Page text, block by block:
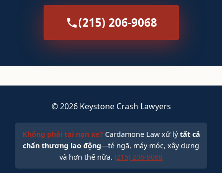
(215) 206-9068
© 2026 Keystone Crash Lawyers
Không phải tai nạn xe?Cardamone Law xử lýtất cả
chấn thương lao động—té ngã, máy móc, xây dựng
và hơn thế nữa. (215) 206-9068